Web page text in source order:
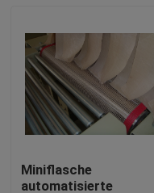
Fordern Sie ein Zitat
Company News
Kann Füllmaschinen
Bier-Füllmaschinen
Miniflasche
automatisierte